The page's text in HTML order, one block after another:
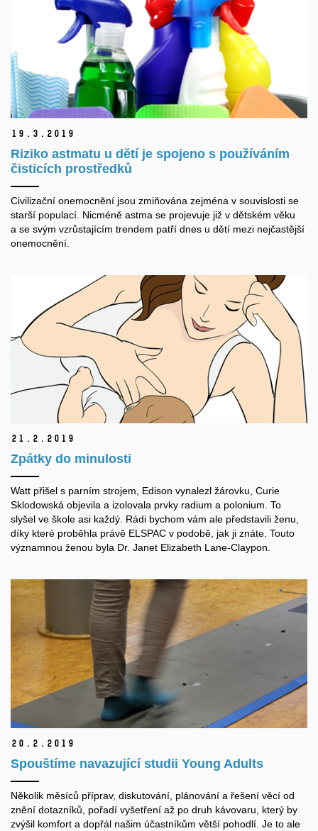
19. 3. 2019
Riziko astmatu u dětí je spojeno s používáním
čisticích prostředků
Civilizační onemocnění jsou zmiňována zejména v souvislosti se
starší populací. Nicméně astma se projevuje již v dětském věku
a se svým vzrůstajícím trendem patří dnes u dětí mezi nejčastější
onemocnění.
21. 2. 2019
Zpátky do minulosti
Watt přišel s parním strojem, Edison vynalezl žárovku, Curie
Sklodowská objevila a izolovala prvky radium a polonium. To
slyšel ve škole asi každý. Rádi bychom vám ale představili ženu,
díky které proběhla právě ELSPAC v podobě, jak ji znáte. Touto
významnou ženou byla Dr. Janet Elizabeth Lane-Claypon.
20. 2. 2019
Spouštíme navazující studii Young Adults
Několik měsíců příprav, diskutování, plánování a řešení věcí od
znění dotazníků, pořadí vyšetření až po druh kávovaru, který by
zvýšil komfort a dopřál našim účastníkům větší pohodlí. Je to ale